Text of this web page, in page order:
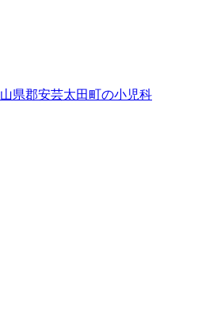
山県郡安芸太田町の小児科